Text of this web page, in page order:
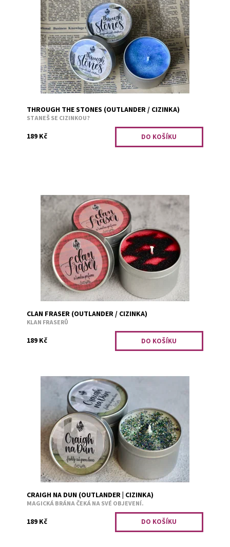
Překrásná skotská krajina je v nedohlednu? Co takhle si
o ní zasnít spolu s vůní zimolezu a bezu.
Dostupnost:
Skladem 3
Kód:
625
THROUGH THE STONES (OUTLANDER / CIZINKA)
STANEŠ SE CIZINKOU?
189 Kč
Nadčasový mužský parfém.
Dostupnost:
Předobjednávka
1713
CLAN FRASER (OUTLANDER / CIZINKA)
KLAN FRASERŮ
189 Kč
Ať už byl podzim nebo zima, tohle místo stále vonělo
jako čerstvě posekaná tráva na jaře. Tady to tehdy
všechno začalo, nebo jen pokračovalo?
Dostupnost:
Předobjednávka
Kód:
2655
CRAIGH NA DUN (OUTLANDER | CIZINKA)
MAGICKÁ BRÁNA ČEKÁ NA SVÉ OBJEVENÍ.
189 Kč